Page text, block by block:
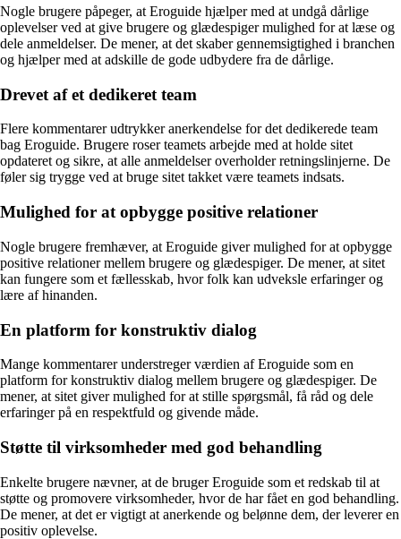
Nogle brugere påpeger, at Eroguide hjælper med at undgå dårlige
oplevelser ved at give brugere og glædespiger mulighed for at læse og
dele anmeldelser. De mener, at det skaber gennemsigtighed i branchen
og hjælper med at adskille de gode udbydere fra de dårlige.
Drevet af et dedikeret team
Flere kommentarer udtrykker anerkendelse for det dedikerede team
bag Eroguide. Brugere roser teamets arbejde med at holde sitet
opdateret og sikre, at alle anmeldelser overholder retningslinjerne. De
føler sig trygge ved at bruge sitet takket være teamets indsats.
Mulighed for at opbygge positive relationer
Nogle brugere fremhæver, at Eroguide giver mulighed for at opbygge
positive relationer mellem brugere og glædespiger. De mener, at sitet
kan fungere som et fællesskab, hvor folk kan udveksle erfaringer og
lære af hinanden.
En platform for konstruktiv dialog
Mange kommentarer understreger værdien af Eroguide som en
platform for konstruktiv dialog mellem brugere og glædespiger. De
mener, at sitet giver mulighed for at stille spørgsmål, få råd og dele
erfaringer på en respektfuld og givende måde.
Støtte til virksomheder med god behandling
Enkelte brugere nævner, at de bruger Eroguide som et redskab til at
støtte og promovere virksomheder, hvor de har fået en god behandling.
De mener, at det er vigtigt at anerkende og belønne dem, der leverer en
positiv oplevelse.